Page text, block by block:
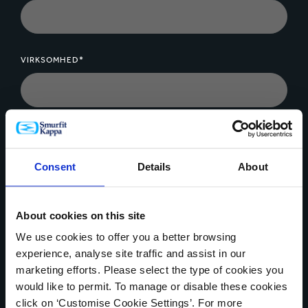
Consent Details About
About cookies on this site
We use cookies to offer you a better browsing
experience, analyse site traffic and assist in our
marketing efforts. Please select the type of cookies you
would like to permit. To manage or disable these cookies
click on ‘Customise Cookie Settings’. For more
VIRKSOMHED*
BESKED*
Upload fil